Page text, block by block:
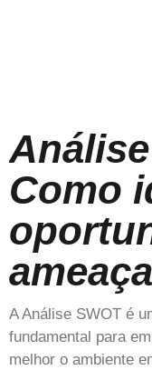
Como
A Análise SWOT é
fundamental para
melhor o ambiente